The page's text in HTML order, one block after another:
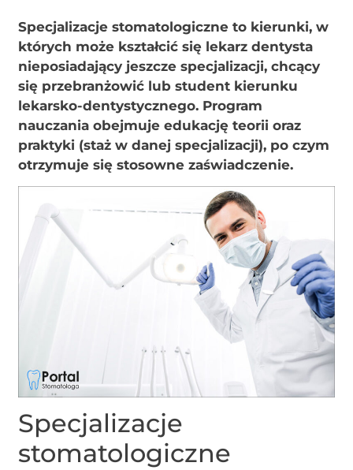
Specjalizacje stomatologiczne to kierunki, w
których może kształcić się lekarz dentysta
nieposiadający jeszcze specjalizacji, chcący
się przebranżowić lub student kierunku
lekarsko-dentystycznego. Program
nauczania obejmuje edukację teorii oraz
praktyki (staż w danej specjalizacji), po czym
otrzymuje się stosowne zaświadczenie.
Specjalizacje
stomatologiczne